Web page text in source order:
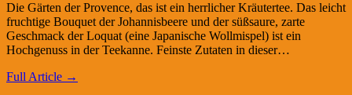
Die Gärten der Provence, das ist ein herrlicher Kräutertee. Das leicht
fruchtige Bouquet der Johannisbeere und der süßsaure, zarte
Geschmack der Loquat (eine Japanische Wollmispel) ist ein
Hochgenuss in der Teekanne. Feinste Zutaten in dieser…
Full Article →